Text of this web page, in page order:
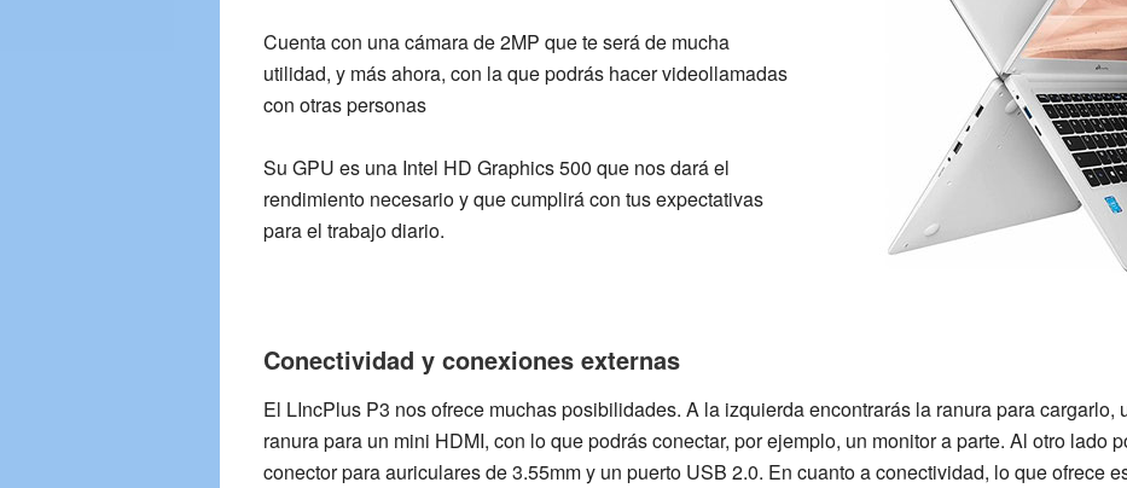
Cuenta con unacámara de 2MP que te será de mucha
utilidad, y más ahora, con la que podrás hacer videollamadas
con otras personas
Su GPU es una Intel HD Graphics 500 que nos dará el
rendimiento necesario y que cumplirá con tus expectativas
para el trabajo diario.
Conectividad y conexiones externas
El LIncPlus P3 nos ofrece muchas posibilidades. A la izquierda encontrarás la ranura para cargarlo,
ranura para un mini HDMI, con lo que podrás conectar, por ejemplo, un monitor a parte. Al otro lado
conector para auriculares de 3.55mmy un puerto USB 2.0. En cuanto aconectividad, lo que ofrece